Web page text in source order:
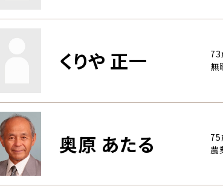
くりや 正一
73
無
奥原 あたる
75
農